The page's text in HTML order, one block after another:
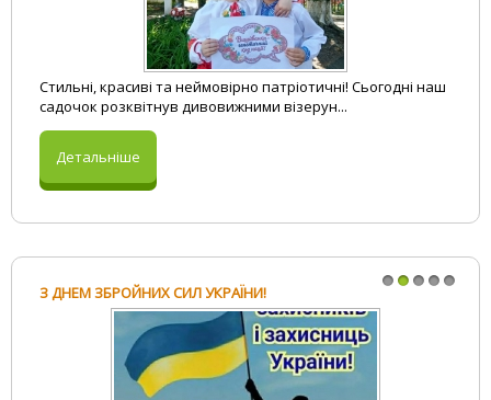
Стильні, красиві та неймовірно патріотичні! Сьогодні наш
садочок розквітнув дивовижними візерун...
Детальніше
З ДНЕМ ЗБРОЙНИХ СИЛ УКРАЇНИ!